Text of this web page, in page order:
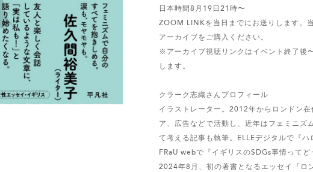
日本時間8月19日21時〜
ZOOM LINKを当日までにお送りします。
アーカイブをご購入ください。
※アーカイブ視聴リンクはイベント終了後
します。
クラーク志織さんプロフィール
イラストレーター。2012年からロンドン在
ア、広告などで活動し、近年はフェミニズ
て考える記事も執筆。ELLEデジタルで『ハ
FRaU webで『イギリスのSDGs事情ってど
2024年8月、初の著書となるエッセイ『ロ